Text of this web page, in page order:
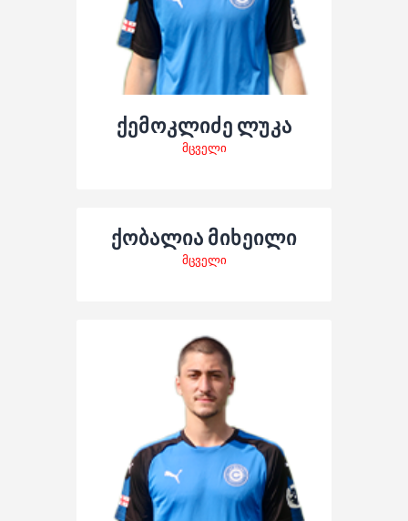
ქემოკლიძე ლუკა
მცველი
ქობალია მიხეილი
მცველი